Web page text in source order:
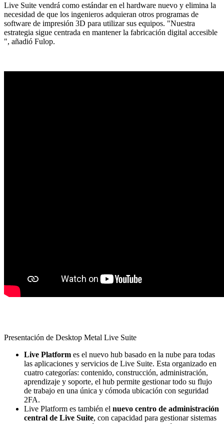
Live Suite vendrá como estándar en el hardware nuevo y elimina la
necesidad de que los ingenieros adquieran otros programas de
software de impresión 3D para utilizar sus equipos. "Nuestra
estrategia sigue centrada en mantener la fabricación digital accesible
", añadió Fulop.
Presentación de Desktop Metal Live Suite
Live Platform es el nuevo hub basado en la nube para todas
las aplicaciones y servicios de Live Suite. Esta organizado en
cuatro categorías: contenido, construcción, administración,
aprendizaje y soporte, el hub permite gestionar todo su flujo
de trabajo en una única y cómoda ubicación con seguridad
2FA.
Live Platform es también el nuevo centro de administración
central de Live Suite, con capacidad para gestionar sistemas